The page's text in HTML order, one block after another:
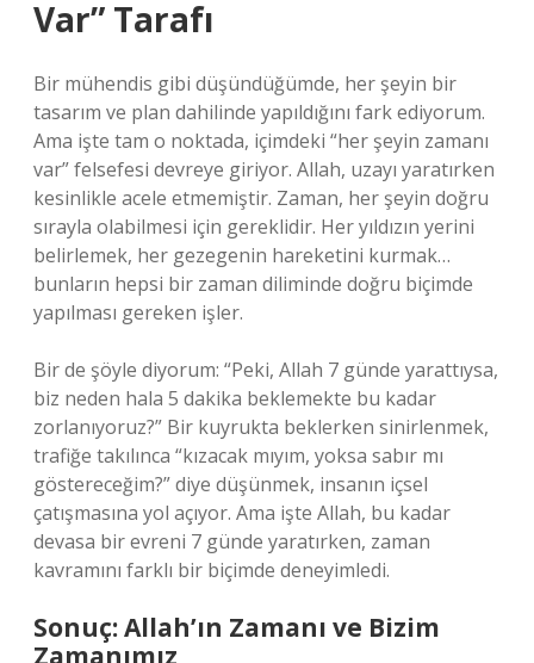
Var” Tarafı
Bir mühendis gibi düşündüğümde, her şeyin bir
tasarım ve plan dahilinde yapıldığını fark ediyorum.
Ama işte tam o noktada, içimdeki “her şeyin zamanı
var” felsefesi devreye giriyor. Allah, uzayı yaratırken
kesinlikle acele etmemiştir. Zaman, her şeyin doğru
sırayla olabilmesi için gereklidir. Her yıldızın yerini
belirlemek, her gezegenin hareketini kurmak…
bunların hepsi bir zaman diliminde doğru biçimde
yapılması gereken işler.
Bir de şöyle diyorum: “Peki, Allah 7 günde yarattıysa,
biz neden hala 5 dakika beklemekte bu kadar
zorlanıyoruz?” Bir kuyrukta beklerken sinirlenmek,
trafiğe takılınca “kızacak mıyım, yoksa sabır mı
göstereceğim?” diye düşünmek, insanın içsel
çatışmasına yol açıyor. Ama işte Allah, bu kadar
devasa bir evreni 7 günde yaratırken, zaman
kavramını farklı bir biçimde deneyimledi.
Sonuç: Allah’ın Zamanı ve Bizim
Zamanımız